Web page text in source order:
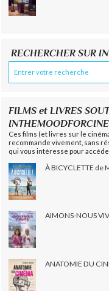
RECHERCHER SUR
FILMS et LIVRES
Ces films (et livres sur le
recommande vivement, sans
qui vous intéresse pour
À BICYCLETTE de
AIMONS-NOUS
ANATOMIE DU